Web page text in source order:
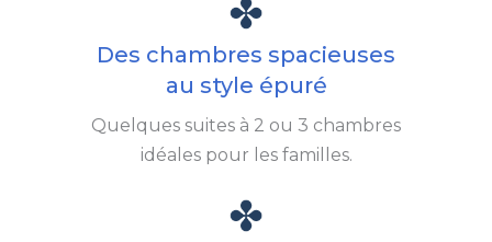
Des chambres spacieuses
au style épuré
Quelques suites à 2 ou 3 chambres
idéales pour les familles.